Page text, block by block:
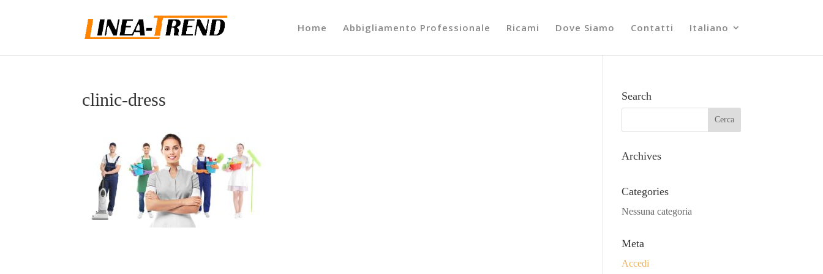
Home Abbigliamento Professionale Ricami Dove Siamo Contatti Italiano
clinic-dress Search
Archives
Categories
Nessuna categoria
Meta
Accedi